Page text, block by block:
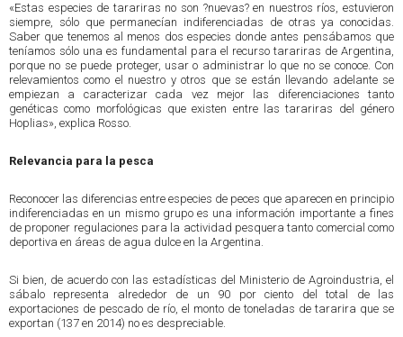
«Estas especies de tarariras no son ?nuevas? en nuestros ríos, estuvieron
siempre, sólo que permanecían indiferenciadas de otras ya conocidas.
Saber que tenemos al menos dos especies donde antes pensábamos que
teníamos sólo una es fundamental para el recurso tarariras de Argentina,
porque no se puede proteger, usar o administrar lo que no se conoce. Con
relevamientos como el nuestro y otros que se están llevando adelante se
empiezan a caracterizar cada vez mejor las diferenciaciones tanto
genéticas como morfológicas que existen entre las tarariras del género
Hoplias», explica Rosso.
Relevancia para la pesca
Reconocer las diferencias entre especies de peces que aparecen en principio
indiferenciadas en un mismo grupo es una información importante a fines
de proponer regulaciones para la actividad pesquera tanto comercial como
deportiva en áreas de agua dulce en la Argentina.
Si bien, de acuerdo con las estadísticas del Ministerio de Agroindustria, el
sábalo representa alrededor de un 90 por ciento del total de las
exportaciones de pescado de río, el monto de toneladas de tararira que se
exportan (137 en 2014) no es despreciable.